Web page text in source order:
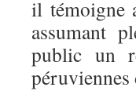
il témoigne
assumant
public un
péruviennes